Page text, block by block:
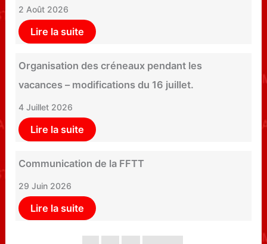
2 Août 2026
Lire la suite
Organisation des créneaux pendant les
vacances – modifications du 16 juillet.
4 Juillet 2026
Lire la suite
Communication de la FFTT
29 Juin 2026
Lire la suite